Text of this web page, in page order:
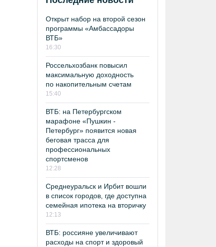
Открыт набор на второй сезон
программы «Амбассадоры
ВТБ»
16:30
Россельхозбанк повысил
максимальную доходность
по накопительным счетам
15:40
ВТБ: на Петербургском
марафоне «Пушкин -
Петербург» появится новая
беговая трасса для
профессиональных
спортсменов
12:28
Среднеуральск и Ирбит вошли
в список городов, где доступна
семейная ипотека на вторичку
12:13
ВТБ: россияне увеличивают
расходы на спорт и здоровый